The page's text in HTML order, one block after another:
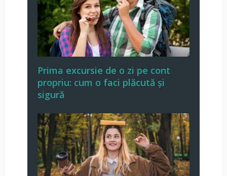
Prima excursie de o zi pe cont
propriu: cum o faci plăcută și
sigură